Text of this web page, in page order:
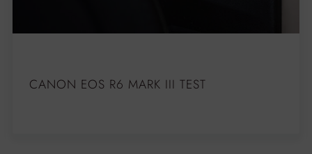
CANON EOS R6 MARK III TEST